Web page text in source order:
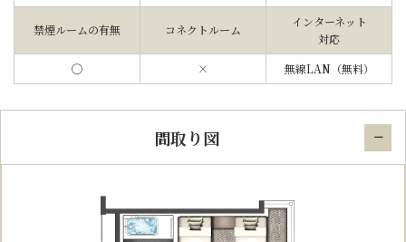
禁煙ルームの有無 コネクトルーム
インターネット
対応
◯
× 無線LAN（無料）
間取り図